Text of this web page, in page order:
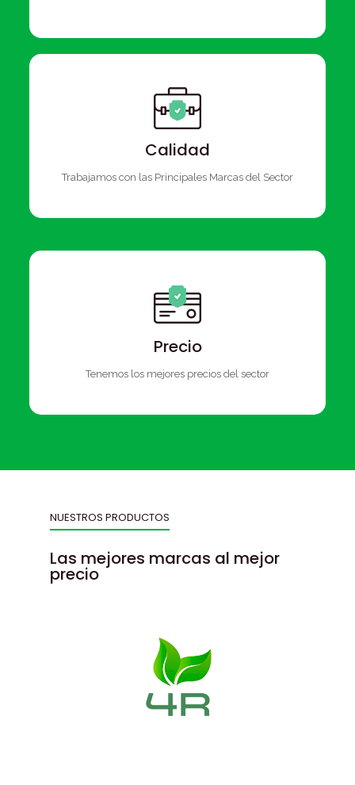
Calidad
Trabajamos con las Principales Marcas del Sector
Precio
Tenemos los mejores precios del sector
NUESTROS PRODUCTOS
Las mejores marcas al mejor
precio